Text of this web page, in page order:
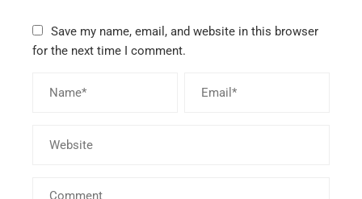
Save my name, email, and website in this browser
for the next time I comment.